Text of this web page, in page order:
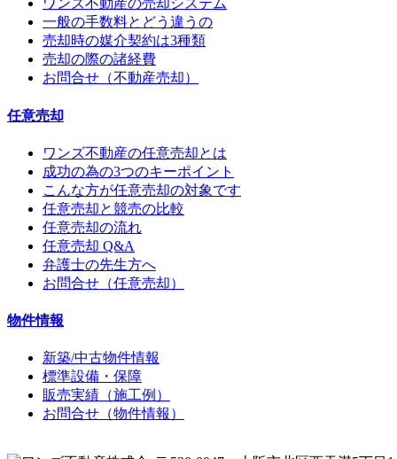
ワンズ不動産の売却システム
一般の手数料とどう違うの
売却時の媒介契約は3種類
売却の際の諸経費
お問合せ（不動産売却）
任意売却
ワンズ不動産の任意売却とは
成功の為の3つのキーポイント
こんな方が任意売却の対象です
任意売却と競売の比較
任意売却の流れ
任意売却 Q&A
弁護士の先生方へ
お問合せ（任意売却）
物件情報
新築/中古物件情報
標準設備・保障
販売実績（施工例）
お問合せ（物件情報）